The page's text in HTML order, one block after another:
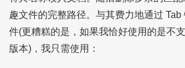
趣文件的完整路径。与其费力地通过 Tab
件(更糟糕的是，如果我恰好使用的是不
版本)，我只需使用：